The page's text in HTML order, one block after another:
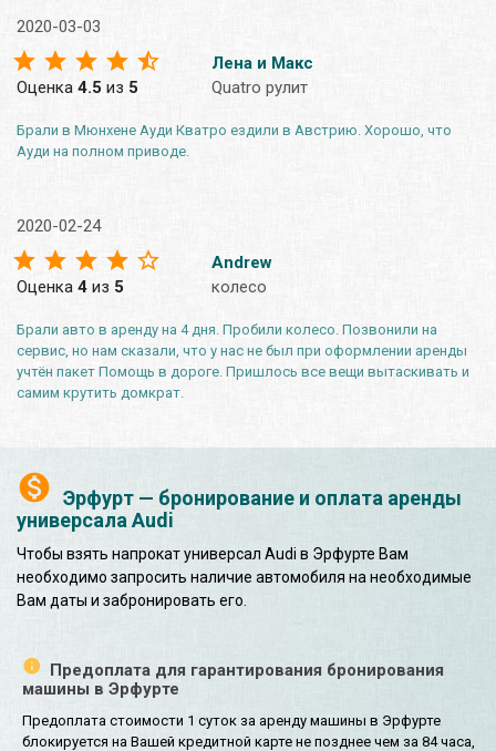
Эрфурт — бронирование и оплата аренды
универсала Audi
Чтобы взять напрокат универсал Audi в Эрфурте Вам
необходимо запросить наличие автомобиля на необходимые
Вам даты и забронировать его.
Предоплата для гарантирования бронирования
машины в Эрфурте
Предоплата стоимости 1 суток за аренду машины в Эрфурте
блокируется на Вашей кредитной карте не позднее чем за 84 часа,
2020-03-03
Оценка 4.5 из 5
Лена и Макс
Quatro рулит
Брали в Мюнхене Ауди Кватро ездили в Австрию. Хорошо, что
Ауди на полном приводе.
2020-02-24
Оценка 4 из 5
Andrew
колесо
Брали авто в аренду на 4 дня. Пробили колесо. Позвонили на
сервис, но нам сказали, что у нас не был при оформлении аренды
учтён пакет Помощь в дороге. Пришлось все вещи вытаскивать и
самим крутить домкрат.